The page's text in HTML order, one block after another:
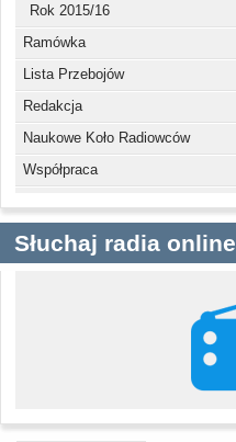
Rok 2015/16
Ramówka
Lista Przebojów
Redakcja
Naukowe Koło Radiowców
Współpraca
Słuchaj radia online